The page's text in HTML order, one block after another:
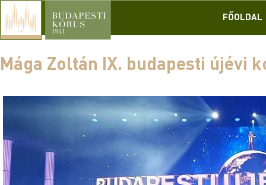
FŐOLDAL
Mága Zoltán IX. budapesti újévi